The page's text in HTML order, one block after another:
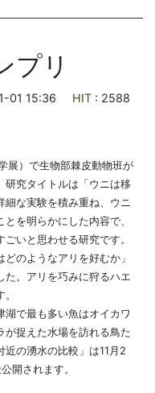
プリ
01 15:36 HIT : 2588
展）で生物部棘皮動物班が
研究タイトルは「ウニは移
細な実験を積み重ね、ウニ
を明らかにした内容で、
いと思わせる研究です。
のようなアリを好むか」
た。アリを巧みに狩るハエ
で最も多い魚はオイカワ
が捉えた水場を訪れる鳥た
の湧水の比較」は11月2
開されます。